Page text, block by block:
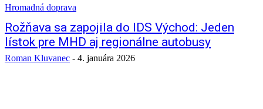
Hromadná doprava
Rožňava sa zapojila do IDS Východ: Jeden
lístok pre MHD aj regionálne autobusy
Roman Kluvanec - 4. januára 2026